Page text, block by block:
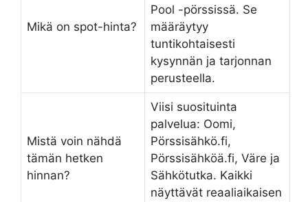
Mikä on spot-hinta?
Pool -pörssissä. Se
määräytyy
tuntikohtaisesti
kysynnän ja tarjonnan
perusteella.
Mistä voin nähdä
tämän hetken
hinnan?
Viisi suosituinta
palvelua: Oomi,
Pörssisähkö.fi,
Pörssisähköä.fi, Väre ja
Sähkötutka. Kaikki
näyttävät reaaliaikaisen